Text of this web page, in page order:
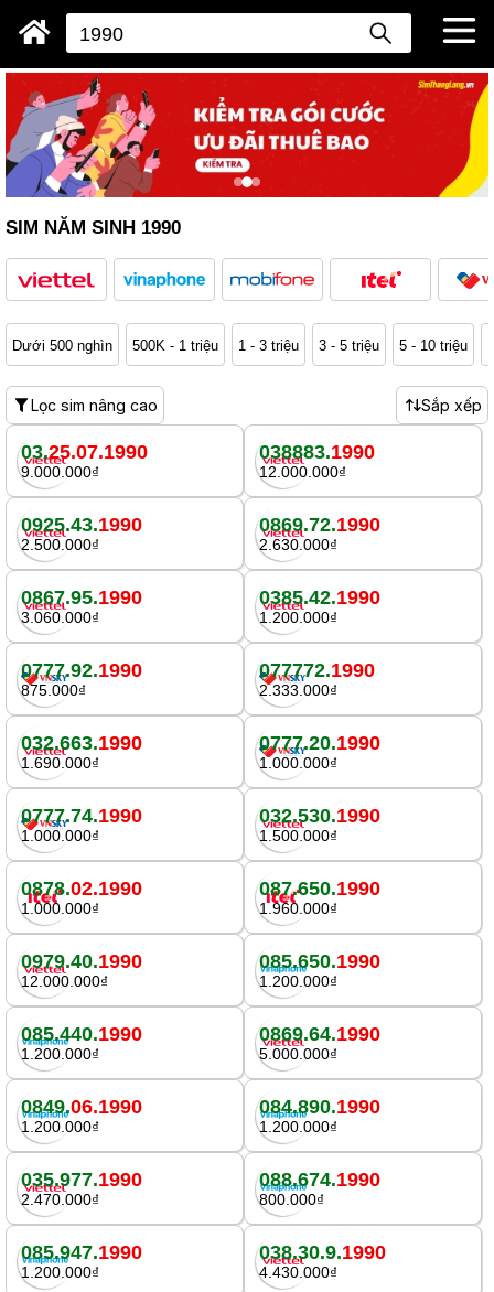
SIM NĂM SINH 1990
Dưới 500 nghìn 500K - 1 triệu 1 - 3 triệu 3 - 5 triệu 5 - 10 triệu
Lọc sim nâng cao Sắp xếp
03.25.07.1990
9.000.000₫
038883.1990
12.000.000₫
0925.43.1990
2.500.000₫
0869.72.1990
2.630.000₫
0867.95.1990
3.060.000₫
0385.42.1990
1.200.000₫
0777.92.1990
875.000₫
077772.1990
2.333.000₫
032.663.1990
1.690.000₫
0777.20.1990
1.000.000₫
0777.74.1990
1.000.000₫
032.530.1990
1.500.000₫
0878.02.1990
1.000.000₫
087.650.1990
1.960.000₫
0979.40.1990
12.000.000₫
085.650.1990
1.200.000₫
085.440.1990
1.200.000₫
0869.64.1990
5.000.000₫
0849.06.1990
1.200.000₫
084.890.1990
1.200.000₫
035.977.1990
2.470.000₫
088.674.1990
800.000₫
085.947.1990
1.200.000₫
038.30.9.1990
4.430.000₫